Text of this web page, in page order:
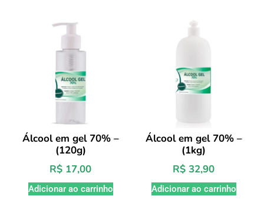
Álcool em gel 70% –
(120g)
R$ 17,00
Adicionar ao carrinho
Álcool em gel 70% –
(1kg)
R$ 32,90
Adicionar ao carrinho